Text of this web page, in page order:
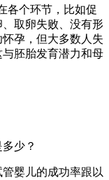
各个环节，比如促
取卵失败、没有形
孕，但大多数人失
胚胎发育潜力和母
少？
婴儿的成功率跟以